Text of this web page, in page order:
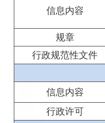
信息内容
规章
行政规范性文件
信息内容
行政许可